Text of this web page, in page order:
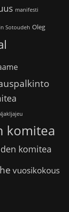
manifesti
Sotoudeh Oleg
komitea
komitea
vuosikokous